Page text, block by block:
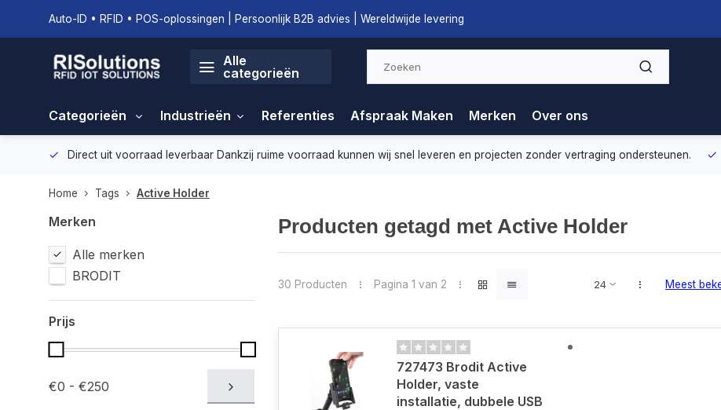
Auto-ID • RFID • POS-oplossingen | Persoonlijk B2B advies | Wereldwijde levering
Alle
categorieën
Categorieën Industrieën Referenties Afspraak Maken Merken Over ons
Direct uit voorraad leverbaar Dankzij ruime voorraad kunnen wij snel leveren en projecten zonder vertraging ondersteunen.
Home Tags Active Holder
Merken
Alle merken
BRODIT
Prijs
€0 - €250
Producten getagd met Active Holder
30 Producten Pagina 1 van 2 Meest
727473 Brodit Active
Holder, vaste
installatie, dubbele USB